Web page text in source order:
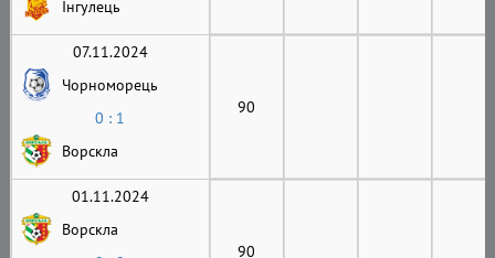
Інгулець
07.11.2024
Чорноморець
0 : 1
Ворскла
90
01.11.2024
Ворскла
90